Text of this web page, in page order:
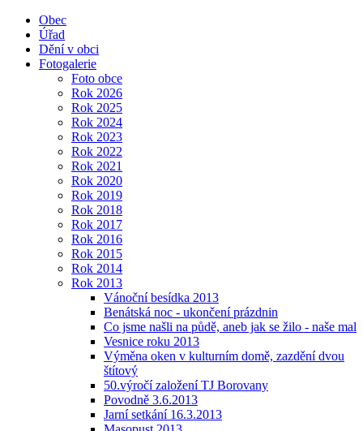
Obec
Úřad
Dění v obci
Fotogalerie
Foto obce
Rok 2026
Rok 2025
Rok 2024
Rok 2023
Rok 2022
Rok 2021
Rok 2020
Rok 2019
Rok 2018
Rok 2017
Rok 2016
Rok 2015
Rok 2014
Rok 2013
Vánoční besídka 2013
Benátská noc - ukončení prázdnin
Co jsme našli na půdě, aneb jak se žilo - naše mal
Vesnice roku 2013
Výměna oken v kulturním domě, zazdění dvou
štítový
50.výročí založení TJ Borovany
Povodně 3.6.2013
Jarní setkání 16.3.2013